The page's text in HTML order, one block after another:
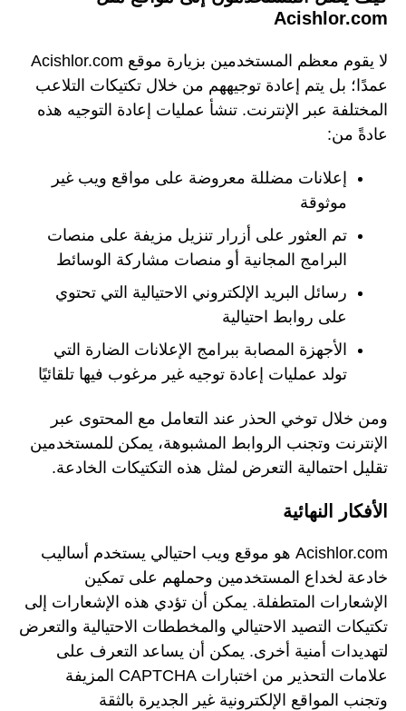
Acishlor.com
لا يقوم معظم المستخدمين بزيارة موقع Acishlor.com
عمدًا؛ بل يتم إعادة توجيههم من خلال تكتيكات التلاعب
المختلفة عبر الإنترنت. تنشأ عمليات إعادة التوجيه هذه
عادةً من:
إعلانات مضللة معروضة على مواقع ويب غير
موثوقة
تم العثور على أزرار تنزيل مزيفة على منصات
البرامج المجانية أو منصات مشاركة الوسائط
رسائل البريد الإلكتروني الاحتيالية التي تحتوي
على روابط احتيالية
الأجهزة المصابة ببرامج الإعلانات الضارة التي
تولد عمليات إعادة توجيه غير مرغوب فيها تلقائيًا
ومن خلال توخي الحذر عند التعامل مع المحتوى عبر
الإنترنت وتجنب الروابط المشبوهة، يمكن للمستخدمين
تقليل احتمالية التعرض لمثل هذه التكتيكات الخادعة.
الأفكار النهائية
Acishlor.com هو موقع ويب احتيالي يستخدم أساليب
خادعة لخداع المستخدمين وحملهم على تمكين
الإشعارات المتطفلة. يمكن أن تؤدي هذه الإشعارات إلى
تكتيكات التصيد الاحتيالي والمخططات الاحتيالية والتعرض
لتهديدات أمنية أخرى. يمكن أن يساعد التعرف على
علامات التحذير من اختبارات CAPTCHA المزيفة
وتجنب المواقع الإلكترونية غير الجديرة بالثقة